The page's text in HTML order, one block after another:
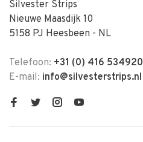
Silvester Strips
Nieuwe Maasdijk 10
5158 PJ Heesbeen - NL
Telefoon: +31 (0) 416 534920
E-mail: info@silvesterstrips.nl